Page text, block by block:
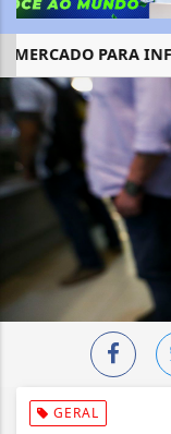
PARA
EM ALTA
GERAL